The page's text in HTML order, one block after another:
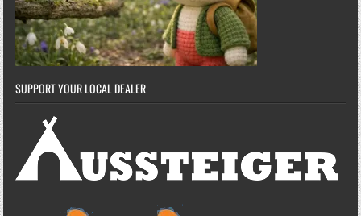
SUPPORT YOUR LOCAL DEALER